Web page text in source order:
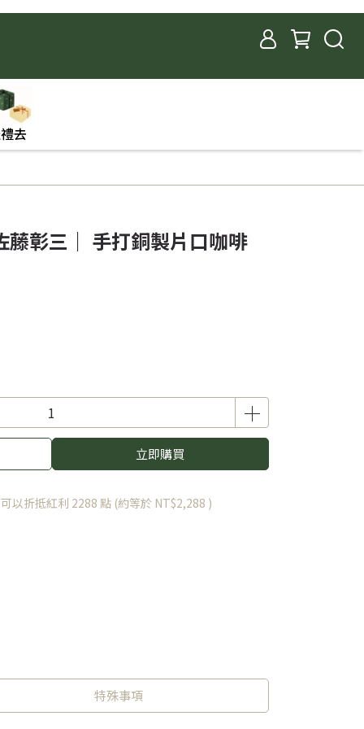
去
藤彰三｜ 手打銅製片口咖啡
立即購買
以折抵紅利 2288 點 (約等於 NT$2,288 )
特殊事項